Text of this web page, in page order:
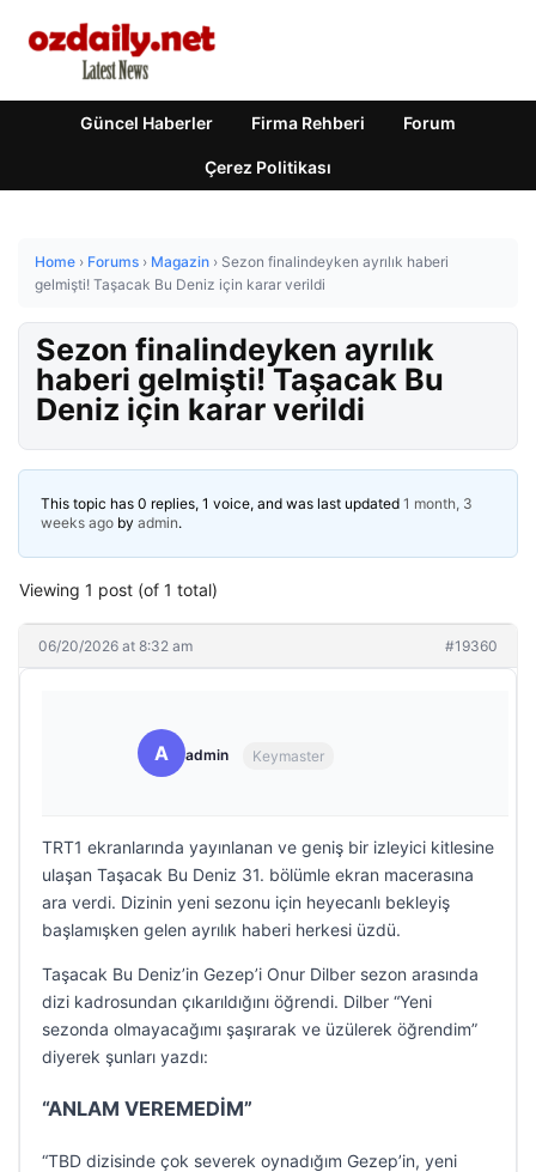
Güncel Haberler Firma Rehberi Forum
Çerez Politikası
Home › Forums › Magazin › Sezon finalindeyken ayrılık haberi
gelmişti! Taşacak Bu Deniz için karar verildi
Sezon finalindeyken ayrılık
haberi gelmişti! Taşacak Bu
Deniz için karar verildi
This topic has 0 replies, 1 voice, and was last updated 1 month, 3
weeks ago by admin.
Viewing 1 post (of 1 total)
06/20/2026 at 8:32 am #19360
A admin Keymaster
TRT1 ekranlarında yayınlanan ve geniş bir izleyici kitlesine
ulaşan Taşacak Bu Deniz 31. bölümle ekran macerasına
ara verdi. Dizinin yeni sezonu için heyecanlı bekleyiş
başlamışken gelen ayrılık haberi herkesi üzdü.
Taşacak Bu Deniz’in Gezep’i Onur Dilber sezon arasında
dizi kadrosundan çıkarıldığını öğrendi. Dilber “Yeni
sezonda olmayacağımı şaşırarak ve üzülerek öğrendim”
diyerek şunları yazdı:
“ANLAM VEREMEDİM”
“TBD dizisinde çok severek oynadığım Gezep’in, yeni